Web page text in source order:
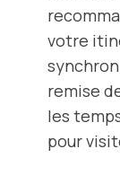
votre
remise
les
pour